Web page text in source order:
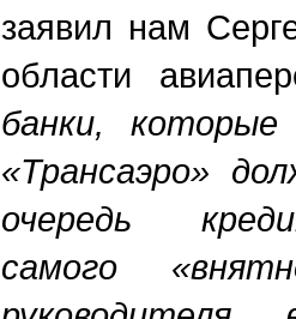
заявил нам
области
банки,
«Трансаэро»
очередь
самого